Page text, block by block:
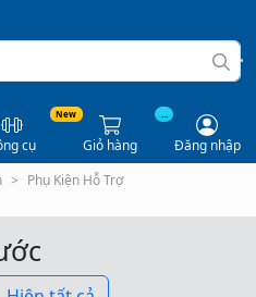
New
cụ
...
Giỏ hàng
Đăng nhập
Phụ Kiện Hỗ Trợ